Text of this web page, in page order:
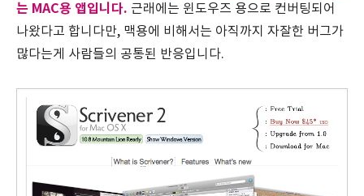
는 MAC용 앱입니다. 근래에는 윈도우즈 용으로 컨버팅되어
나왔다고 합니다만, 맥용에 비해서는 아직까지 자잘한 버그가
많다는게 사람들의 공통된 반응입니다.